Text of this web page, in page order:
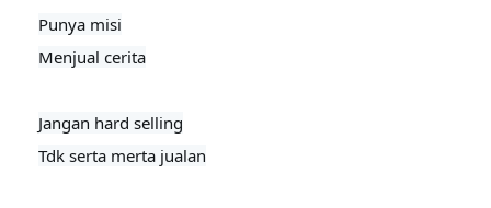
Punya misi
Menjual cerita
Jangan hard selling
Tdk serta merta jualan